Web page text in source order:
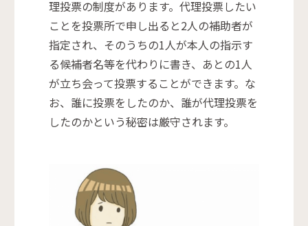
理投票の制度があります。代理投票したい
ことを投票所で申し出ると2人の補助者が
指定され、そのうちの1人が本人の指示す
る候補者名等を代わりに書き、あとの1人
が立ち会って投票することができます。な
お、誰に投票をしたのか、誰が代理投票を
したのかという秘密は厳守されます。